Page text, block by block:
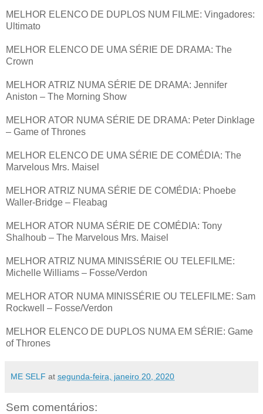
MELHOR ELENCO DE DUPLOS NUM FILME: Vingadores:
Ultimato
MELHOR ELENCO DE UMA SÉRIE DE DRAMA: The
Crown
MELHOR ATRIZ NUMA SÉRIE DE DRAMA: Jennifer
Aniston – The Morning Show
MELHOR ATOR NUMA SÉRIE DE DRAMA: Peter Dinklage
– Game of Thrones
MELHOR ELENCO DE UMA SÉRIE DE COMÉDIA: The
Marvelous Mrs. Maisel
MELHOR ATRIZ NUMA SÉRIE DE COMÉDIA: Phoebe
Waller-Bridge – Fleabag
MELHOR ATOR NUMA SÉRIE DE COMÉDIA: Tony
Shalhoub – The Marvelous Mrs. Maisel
MELHOR ATRIZ NUMA MINISSÉRIE OU TELEFILME:
Michelle Williams – Fosse/Verdon
MELHOR ATOR NUMA MINISSÉRIE OU TELEFILME: Sam
Rockwell – Fosse/Verdon
MELHOR ELENCO DE DUPLOS NUMA EM SÉRIE: Game
of Thrones
ME SELF at segunda-feira, janeiro 20, 2020
Sem comentários: